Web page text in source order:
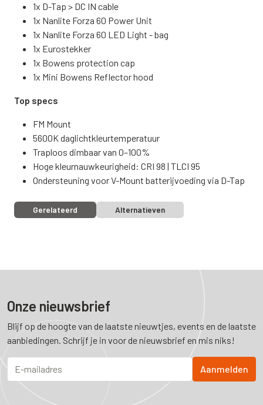
1x D-Tap > DC IN cable
1x Nanlite Forza 60 Power Unit
1x Nanlite Forza 60 LED Light - bag
1x Eurostekker
1x Bowens protection cap
1x Mini Bowens Reflector hood
Top specs
FM Mount
5600K daglichtkleurtemperatuur
Traploos dimbaar van 0–100%
Hoge kleurnauwkeurigheid: CRI 98 | TLCI 95
Ondersteuning voor V-Mount batterijvoeding via D-Tap
Gerelateerd Alternatieven
Onze nieuwsbrief
Blijf op de hoogte van de laatste nieuwtjes, events en de laatste
aanbiedingen. Schrijf je in voor de nieuwsbrief en mis niks!